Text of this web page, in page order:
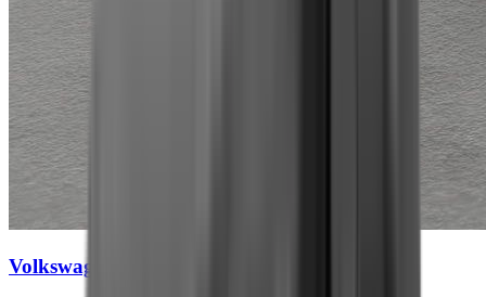
Volkswagen Tiguan